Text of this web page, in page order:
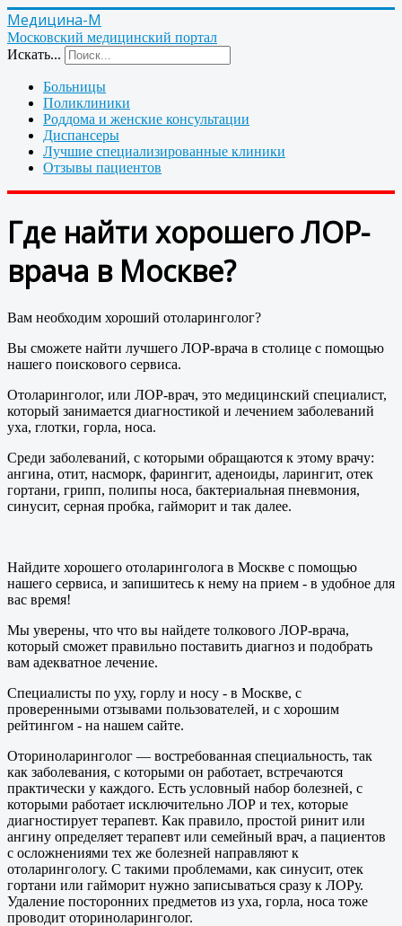
Медицина-М
Московский медицинский портал
Искать...
Больницы
Поликлиники
Роддома и женские консультации
Диспансеры
Лучшие специализированные клиники
Отзывы пациентов
Где найти хорошего ЛОР-
врача в Москве?
Вам необходим хороший отоларинголог?
Вы сможете найти лучшего ЛОР-врача в столице с помощью
нашего поискового сервиса.
Отоларинголог, или ЛОР-врач, это медицинский специалист,
который занимается диагностикой и лечением заболеваний
уха, глотки, горла, носа.
Среди заболеваний, с которыми обращаются к этому врачу:
ангина, отит, насморк, фарингит, аденоиды, ларингит, отек
гортани, грипп, полипы носа, бактериальная пневмония,
синусит, серная пробка, гайморит и так далее.
Найдите хорошего отоларинголога в Москве с помощью
нашего сервиса, и запишитесь к нему на прием - в удобное для
вас время!
Мы уверены, что что вы найдете толкового ЛОР-врача,
который сможет правильно поставить диагноз и подобрать
вам адекватное лечение.
Специалисты по уху, горлу и носу - в Москве, с
проверенными отзывами пользователей, и с хорошим
рейтингом - на нашем сайте.
Оториноларинголог — востребованная специальность, так
как заболевания, с которыми он работает, встречаются
практически у каждого. Есть условный набор болезней, с
которыми работает исключительно ЛОР и тех, которые
диагностирует терапевт. Как правило, простой ринит или
ангину определяет терапевт или семейный врач, а пациентов
с осложнениями тех же болезней направляют к
отоларингологу. С такими проблемами, как синусит, отек
гортани или гайморит нужно записываться сразу к ЛОРу.
Удаление посторонних предметов из уха, горла, носа тоже
проводит оториноларинголог.